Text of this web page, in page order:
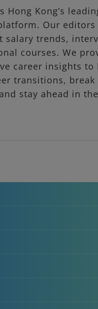
Hong Kong’s
Our editors
salary trends,
courses. We
career insights to
transitions, break
stay ahead in the